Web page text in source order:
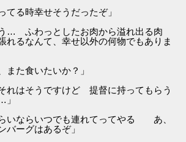
てる時幸せそうだったぞ」
… ふわっとしたお肉から溢れ出る肉
るなんて、幸せ以外の何物でもありま
また食いたいか？」
れはそうですけど 提督に持ってもらう
」
いならいつでも連れてってやる あ、
バーグはあるぞ」